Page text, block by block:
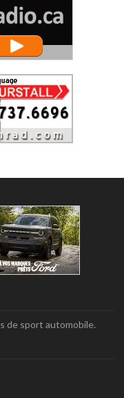
de sport automobile.